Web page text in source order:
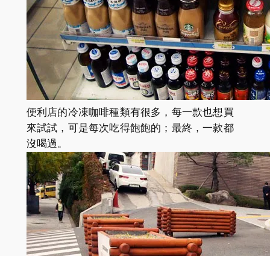
便利店的冷凍咖啡種類有很多，每一款也想買
來試試，可是每次吃得飽飽的；最終，一款都
沒喝過。